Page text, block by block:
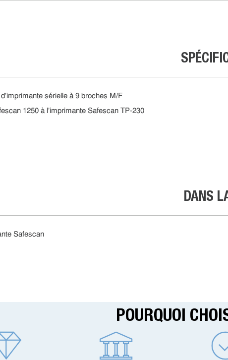
sérielle à 9 broches M/F
1250 à l'imprimante Safescan TP-230
DANS
Safescan
POURQUOI